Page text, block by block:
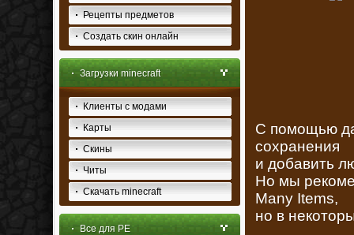
Рецепты предметов
Создать скин онлайн
Загрузки minecraft
Клиенты с модами
Карты
Скины
Читы
Скачать minecraft
Все для PE
С помощью
сохранения
и добавить
Но мы
Many Items,
но в